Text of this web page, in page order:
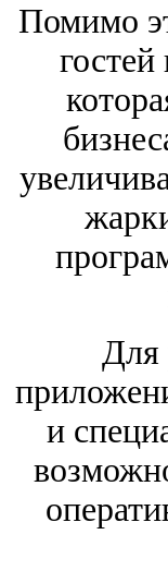
Помимо
Для
и